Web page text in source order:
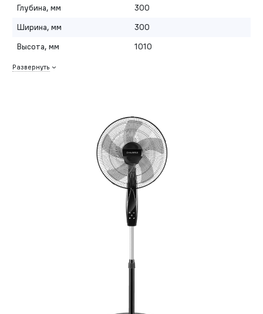
Глубина, мм
300
Ширина, мм
300
Высота, мм
1010
Развернуть